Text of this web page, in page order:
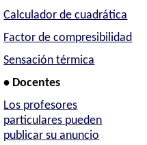
Calculador de cuadrática
Factor de compresibilidad
Sensación térmica
• Docentes
Los profesores
particulares pueden
publicar su anuncio